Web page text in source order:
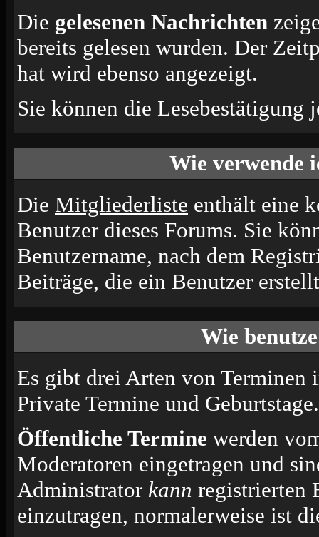
Die gelesenen Nachrichten
bereits gelesen wurden. Der
hat wird ebenso angezeigt.
Sie können die Lesebestätigung
Wie verwende
Die Mitgliederliste enthält eine
Benutzer dieses Forums. Sie
Benutzername, nach dem
Beiträge, die ein Benutzer
Wie
Es gibt drei Arten von Terminen
Private Termine und Geburtstage.
Öffentliche Termine werden
Moderatoren eingetragen und
Administrator kann registrierten
einzutragen, normalerweise ist